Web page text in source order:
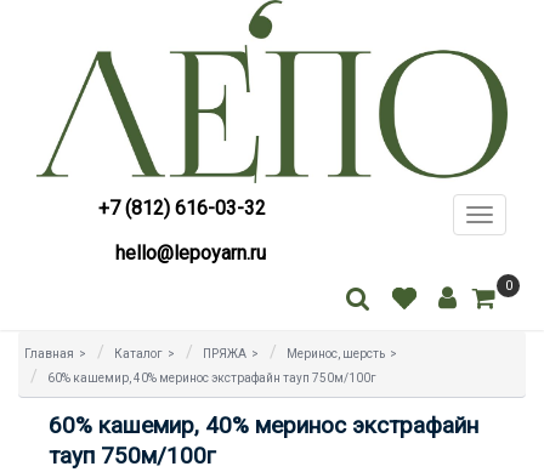
+7 (812) 616-03-32
hello@lepoyarn.ru
Toggle
0
Главная > Каталог > ПРЯЖА > Меринос, шерсть >
60% кашемир, 40% меринос экстрафайн тауп 750м/100г
60% кашемир, 40% меринос экстрафайн
тауп 750м/100г